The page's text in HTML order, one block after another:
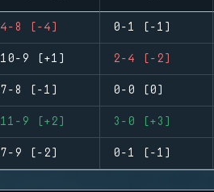
4-8 (-4) 0-1 (-1)
10-9 (+1) 2-4 (-2)
7-8 (-1) 0-0 (0)
11-9 (+2) 3-0 (+3)
7-9 (-2) 0-1 (-1)